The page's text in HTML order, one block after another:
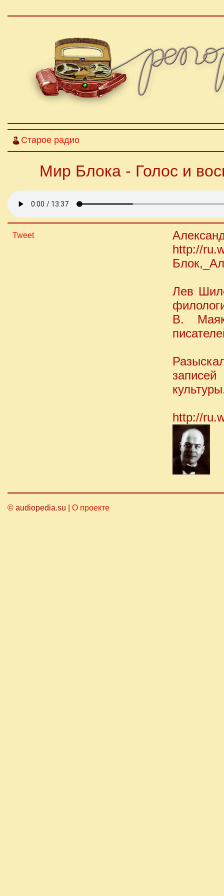
Старое радио
Мир Блока - Голос и
Tweet
http://
Лев
В.
http://
© audiopedia.su | О проекте